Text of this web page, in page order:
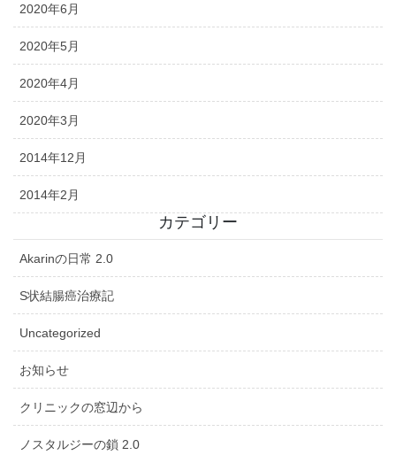
2020年6月
2020年5月
2020年4月
2020年3月
2014年12月
2014年2月
カテゴリー
Akarinの日常 2.0
S状結腸癌治療記
Uncategorized
お知らせ
クリニックの窓辺から
ノスタルジーの鎖 2.0